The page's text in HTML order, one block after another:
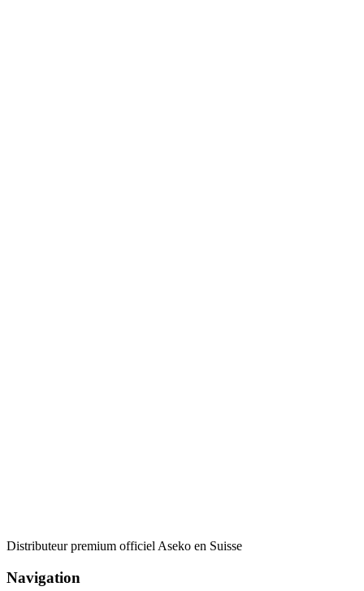
Distributeur premium officiel Aseko en Suisse
Navigation